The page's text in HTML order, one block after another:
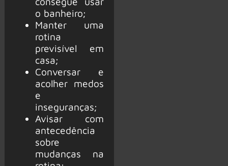
o banheiro;
Manter uma
rotina
previsível em
casa;
Conversar e
acolher medos
e
inseguranças;
Avisar com
antecedência
sobre
mudanças na